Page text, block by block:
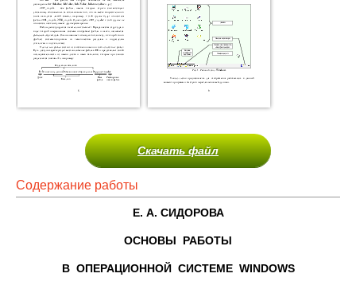
Скачать файл
Содержание работы
Е. А. СИДОРОВА
ОСНОВЫ РАБОТЫ
В ОПЕРАЦИОННОЙ СИСТЕМЕ WINDOWS